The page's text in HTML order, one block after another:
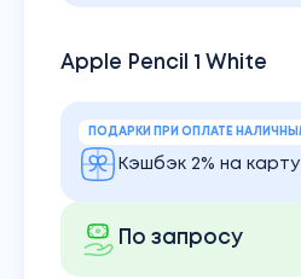
Apple Pencil 1 White
ПОДАРКИ ПРИ ОПЛАТЕ
Кэшбэк 2% на
По запросу